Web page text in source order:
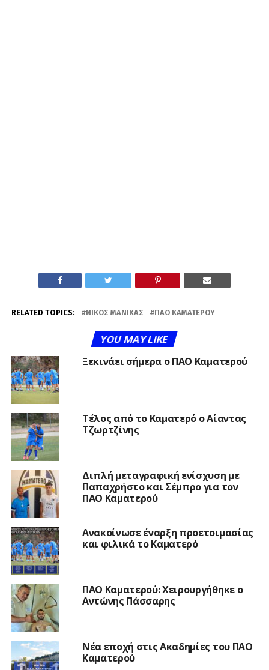
RELATED TOPICS: ΝΊΚΟΣ ΜΑΝΊΚΑΣ ΠΑΟ ΚΑΜΑΤΕΡΟΎ
YOU MAY LIKE
Ξεκινάει σήμερα ο ΠΑΟ Καματερού
Τέλος από το Καματερό ο Αίαντας
Τζωρτζίνης
Διπλή μεταγραφική ενίσχυση με
Παπαχρήστο και Σέμπρο για τον
ΠΑΟ Καματερού
Ανακοίνωσε έναρξη προετοιμασίας
και φιλικά το Καματερό
ΠΑΟ Καματερού: Χειρουργήθηκε ο
Αντώνης Πάσσαρης
Νέα εποχή στις Ακαδημίες του ΠΑΟ
Καματερού